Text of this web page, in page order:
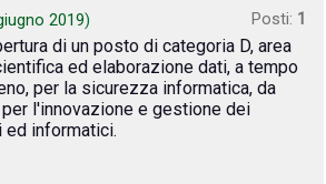
2019) Posti: 1
di un posto di categoria D, area
ed elaborazione dati, a tempo
per la sicurezza informatica, da
l'innovazione e gestione dei
informatici.